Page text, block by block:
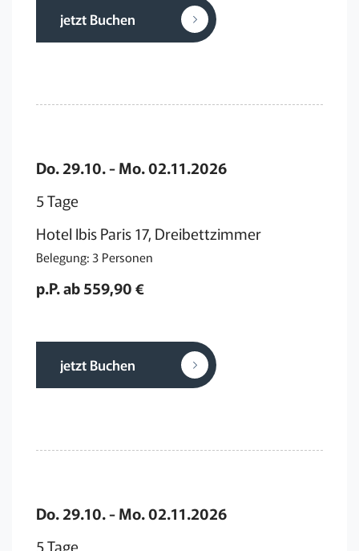
jetzt Buchen
Do. 29.10. - Mo. 02.11.2026
5 Tage
Hotel Ibis Paris 17, Dreibettzimmer
Belegung: 3 Personen
p.P. ab 559,90 €
jetzt Buchen
Do. 29.10. - Mo. 02.11.2026
5 Tage